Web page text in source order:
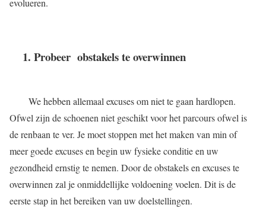
evolueren.
1. Probeer obstakels te overwinnen
We hebben allemaal excuses om niet te gaan hardlopen.
Ofwel zijn de schoenen niet geschikt voor het parcours ofwel is
de renbaan te ver. Je moet stoppen met het maken van min of
meer goede excuses en begin uw fysieke conditie en uw
gezondheid ernstig te nemen. Door de obstakels en excuses te
overwinnen zal je onmiddellijke voldoening voelen. Dit is de
eerste stap in het bereiken van uw doelstellingen.